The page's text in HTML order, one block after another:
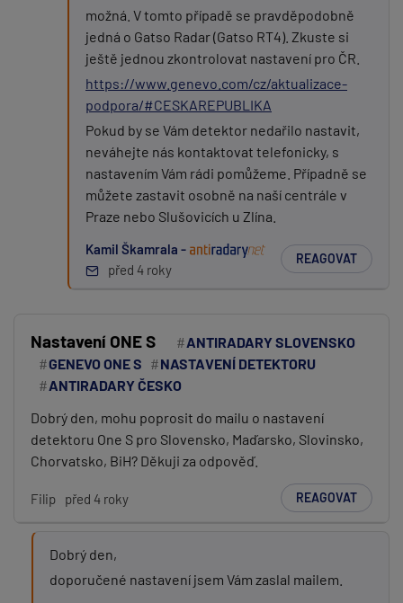
možná. V tomto případě se pravděpodobně
jedná o Gatso Radar (Gatso RT4). Zkuste si
ještě jednou zkontrolovat nastavení pro ČR.
https://www.genevo.com/cz/aktualizace-
podpora/#CESKAREPUBLIKA
Pokud by se Vám detektor nedařilo nastavit,
neváhejte nás kontaktovat telefonicky, s
nastavením Vám rádi pomůžeme. Případně se
můžete zastavit osobně na naší centrále v
Praze nebo Slušovicích u Zlína.
Kamil Škamrala -
před 4 roky
REAGOVAT
Nastavení ONE S
ANTIRADARY SLOVENSKO
GENEVO ONE S
NASTAVENÍ DETEKTORU
ANTIRADARY ČESKO
Dobrý den, mohu poprosit do mailu o nastavení
detektoru One S pro Slovensko, Maďarsko, Slovinsko,
Chorvatsko, BiH? Děkuji za odpověď.
Filip před 4 roky REAGOVAT
Dobrý den,
doporučené nastavení jsem Vám zaslal mailem.